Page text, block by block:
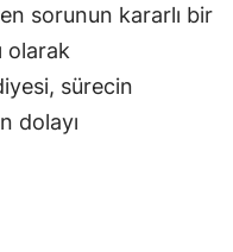
sorunun kararlı bir
olarak
sürecin
dolayı